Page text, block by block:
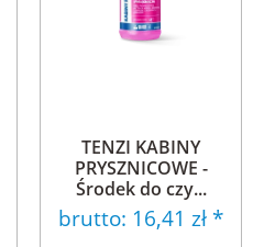
TENZI KABINY
PRYSZNICOWE -
Środek do czy...
brutto: 16,41 zł *